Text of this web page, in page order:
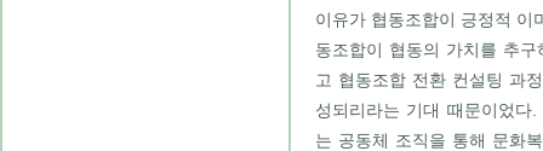
이유가 협동조합이 긍정적 이
동조합이 협동의 가치를 추
고 협동조합 전환 컨설팅 과
성되리라는 기대 때문이었다
는 공동체 조직을 통해 문화